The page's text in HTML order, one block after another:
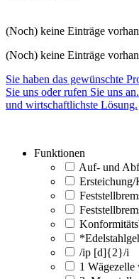
(Noch) keine Einträge
(Noch) keine Einträge
Sie haben das gewünschte
Sie uns oder rufen Sie uns
und wirtschaftlichste Lösung.
Funktionen
Auf- und
/ip [d]{2}/i
1 Wägezelle